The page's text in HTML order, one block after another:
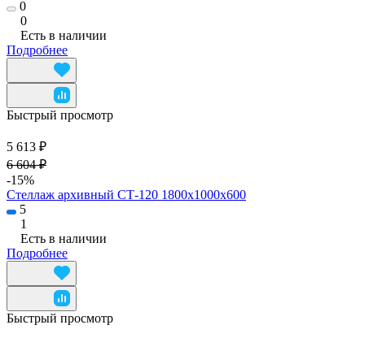
0
0
Есть в наличии
Подробнее
Быстрый просмотр
5 613 ₽
6 604 ₽
-15%
Стеллаж архивный СТ-120 1800х1000х600
5
1
Есть в наличии
Подробнее
Быстрый просмотр